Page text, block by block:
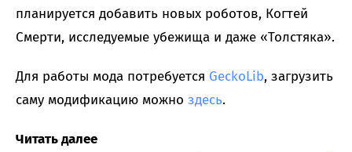
планируется добавить новых роботов, Когтей
Смерти, исследуемые убежища и даже «Толстяка».
Для работы мода потребуется GeckoLib, загрузить
саму модификацию можно здесь.
Читать далее